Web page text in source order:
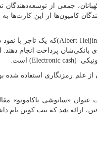
جمعی از
(Albertکه یک تاجر با
بانکی‌شان پرداخت انجام
(Electronic cash) است.
در آن از علم رمزنگاری استفاده
تحت عنوان «ساتوشی
ارائه شد که بیت کوین نام